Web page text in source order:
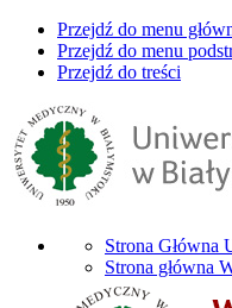
Przejdź do menu
Przejdź do menu
Przejdź do treści
Strona Główna
Strona główna